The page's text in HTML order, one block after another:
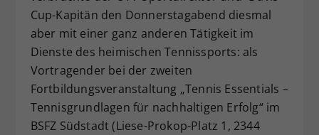
Cup-Kapitän den Donnerstagabend diesmal
aber mit einer ganz anderen Tätigkeit im
Dienste des heimischen Tennissports: als
Vortragender bei der zweiten
Fortbildungsveranstaltung „Tennis Essentials –
Tennisgrundlagen für nachhaltigen Erfolg“ im
BSFZ Südstadt (Liese-Prokop-Platz 1, 2344
Zweck
Dieser Wert speichert Ihre Consent-
Einstellungen. Unter anderem eine
zufällig generierte ID, für die
historische Speicherung Ihrer
Webseiten-Betreiber dies eingestellt
hat.